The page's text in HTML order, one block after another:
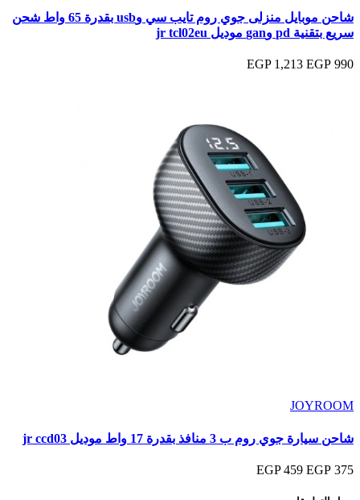
شاحن موبايل منزلى جوي روم تايب سي وusb بقدرة 65 واط شحن
سريع بتقنية pd وgan موديل jr tcl02eu
990 EGP
1,213 EGP
JOYROOM
شاحن سيارة جوي روم ب 3 منافذ بقدرة 17 واط موديل jr ccd03
375 EGP
459 EGP